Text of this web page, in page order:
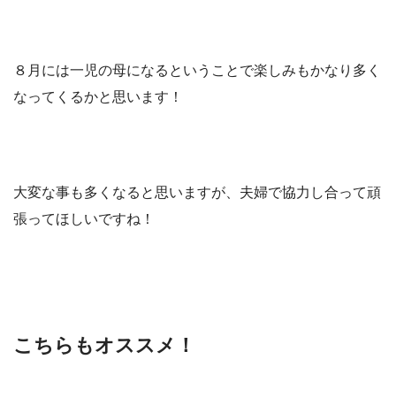
８月には一児の母になるということで楽しみもかなり多く
なってくるかと思います！
大変な事も多くなると思いますが、夫婦で協力し合って頑
張ってほしいですね！
こちらもオススメ！